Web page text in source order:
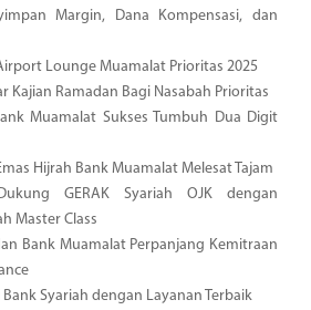
Margin, Dana Kompensasi, dan
Lounge Muamalat Prioritas 2025
Kajian Ramadan Bagi Nasabah Prioritas
Muamalat Sukses Tumbuh Dua Digit
Hijrah Bank Muamalat Melesat Tajam
GERAK Syariah OJK dengan
Master Class
Bank Muamalat Perpanjang Kemitraan
Syariah dengan Layanan Terbaik